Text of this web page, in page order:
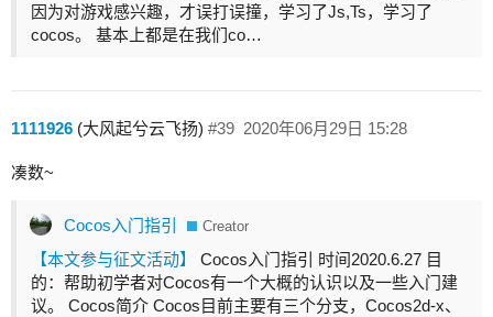
因为对游戏感兴趣，才误打误撞，学习了Js,Ts，学习了
cocos。 基本上都是在我们co…
1111926 (大风起兮云飞扬) 2020年06月29日 15:28
#39
凑数~
Cocos入门指引 Creator
【本文参与征文活动】
Cocos入门指引 时间2020.6.27 目
的：帮助初学者对Cocos有一个大概的认识以及一些入门建
议。 Cocos简介 Cocos目前主要有三个分支，Cocos2d-x、